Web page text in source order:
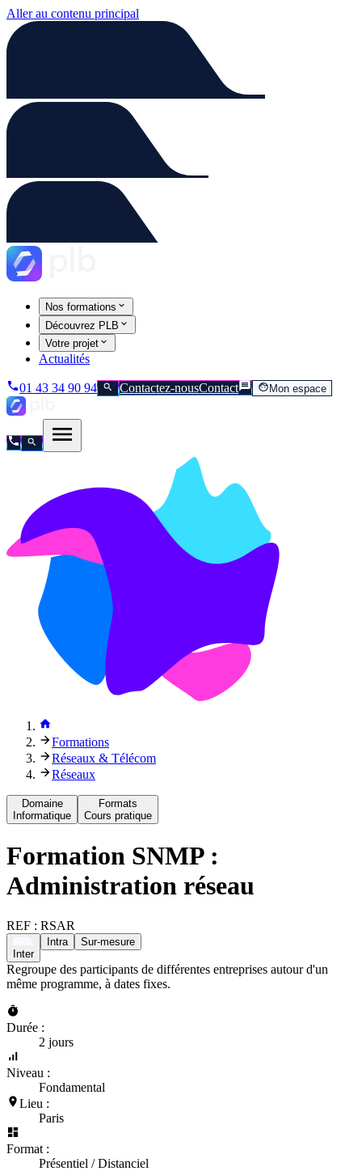
Aller au contenu principal
Nos formations
Découvrez PLB
Votre projet
Actualités
01 43 34 90 94 Contactez-nousContact Mon espace
Formations
Réseaux & Télécom
Réseaux
Domaine
Informatique
Formats
Cours pratique
Formation SNMP :
Administration réseau
REF : RSAR
Inter
Intra Sur-mesure
Regroupe des participants de différentes entreprises autour d'un
même programme, à dates fixes.
Durée :
2 jours
Niveau :
Fondamental
Lieu :
Paris
Format :
Présentiel / Distanciel